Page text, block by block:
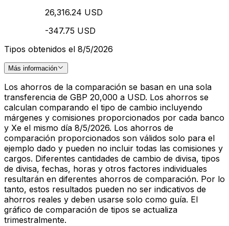
26,316.24 USD
-347.75 USD
Tipos obtenidos el 8/5/2026
Más información
Los ahorros de la comparación se basan en una sola
transferencia de GBP 20,000 a USD. Los ahorros se
calculan comparando el tipo de cambio incluyendo
márgenes y comisiones proporcionados por cada banco
y Xe el mismo día 8/5/2026. Los ahorros de
comparación proporcionados son válidos solo para el
ejemplo dado y pueden no incluir todas las comisiones y
cargos. Diferentes cantidades de cambio de divisa, tipos
de divisa, fechas, horas y otros factores individuales
resultarán en diferentes ahorros de comparación. Por lo
tanto, estos resultados pueden no ser indicativos de
ahorros reales y deben usarse solo como guía. El
gráfico de comparación de tipos se actualiza
trimestralmente.